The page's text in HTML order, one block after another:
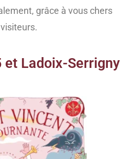
grâce à vous chers
visiteurs.
et Ladoix-Serrigny